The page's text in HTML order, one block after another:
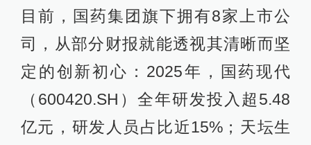
目前，国药集团旗下拥有8家上市公
司，从部分财报就能透视其清晰而坚
定的创新初心：2025年，国药现代
（600420.SH）全年研发投入超5.48
亿元，研发人员占比近15%；天坛生